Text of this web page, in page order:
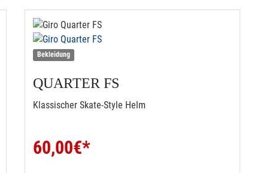
Bekleidung
QUARTER FS
Klassischer Skate-Style Helm
60,00€*